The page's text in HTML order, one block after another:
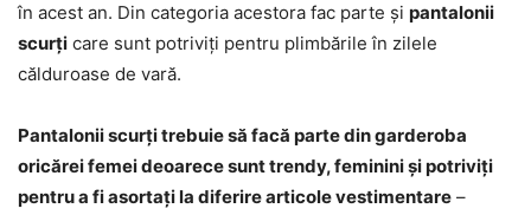
în acest an. Din categoria acestora fac parte și pantalonii
scurți care sunt potriviți pentru plimbările în zilele
călduroase de vară.
Pantalonii scurți trebuie să facă parte din garderoba
oricărei femei deoarece sunt trendy, feminini și potriviți
pentru a fi asortați la diferire articole vestimentare –